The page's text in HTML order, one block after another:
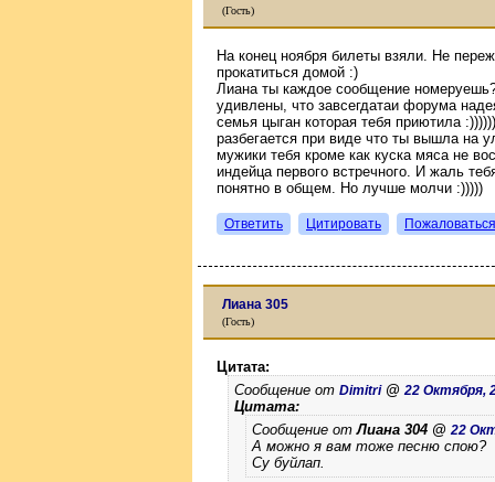
(Гость)
На конец ноября билеты взяли. Не
прокатиться домой :)
Лиана ты каждое сообщение
удивлены, что завсегдатаи форума
семья цыган которая тебя приютила
разбегается при виде что ты вышла на
мужики тебя кроме как куска мяса не
индейца первого встречного. И жаль
понятно в общем. Но лучше молчи :)))))
Ответить Цитировать Пожаловаться
Лиана 305
(Гость)
Цитата:
Сообщение от Dimitri@ 22 Октября,
Цитата:
Сообщение отЛиана 304 @ 22
А можно я вам тоже песню спою?
Су буйлап.